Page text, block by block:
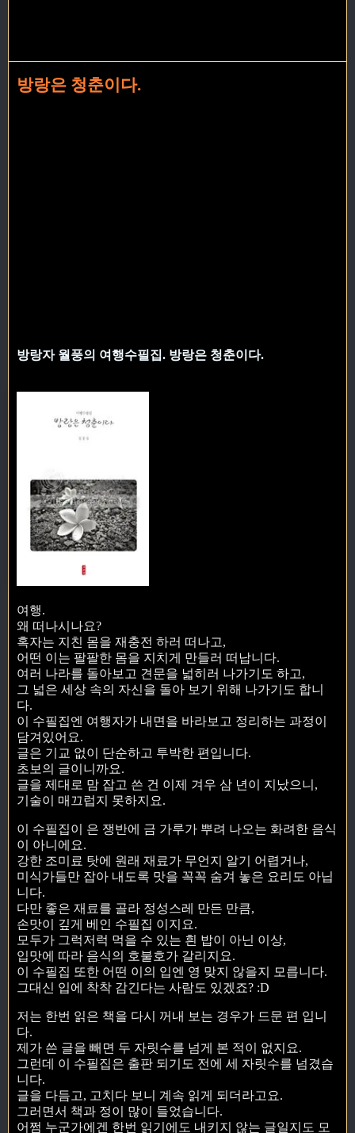
방랑은 청춘이다.
방랑자 월풍의 여행수필집. 방랑은 청춘이다.
여행.
왜 떠나시나요?
혹자는 지친 몸을 재충전 하러 떠나고,
어떤 이는 팔팔한 몸을 지치게 만들러 떠납니다.
여러 나라를 돌아보고 견문을 넓히러 나가기도 하고,
그 넓은 세상 속의 자신을 돌아 보기 위해 나가기도 합니
다.
이 수필집엔 여행자가 내면을 바라보고 정리하는 과정이
담겨있어요.
글은 기교 없이 단순하고 투박한 편입니다.
초보의 글이니까요.
글을 제대로 맘 잡고 쓴 건 이제 겨우 삼 년이 지났으니,
기술이 매끄럽지 못하지요.
이 수필집이 은 쟁반에 금 가루가 뿌려 나오는 화려한 음식
이 아니에요.
강한 조미료 탓에 원래 재료가 무언지 알기 어렵거나,
미식가들만 잡아 내도록 맛을 꼭꼭 숨겨 놓은 요리도 아닙
니다.
다만 좋은 재료를 골라 정성스레 만든 만큼,
손맛이 깊게 베인 수필집 이지요.
모두가 그럭저럭 먹을 수 있는 흰 밥이 아닌 이상,
입맛에 따라 음식의 호불호가 갈리지요.
이 수필집 또한 어떤 이의 입엔 영 맞지 않을지 모릅니다.
그대신 입에 착착 감긴다는 사람도 있겠죠? :D
저는 한번 읽은 책을 다시 꺼내 보는 경우가 드문 편 입니
다.
제가 쓴 글을 빼면 두 자릿수를 넘게 본 적이 없지요.
그런데 이 수필집은 출판 되기도 전에 세 자릿수를 넘겼습
니다.
글을 다듬고, 고치다 보니 계속 읽게 되더라고요.
그러면서 책과 정이 많이 들었습니다.
어쩜 누군가에겐 한번 읽기에도 내키지 않는 글일지도 모